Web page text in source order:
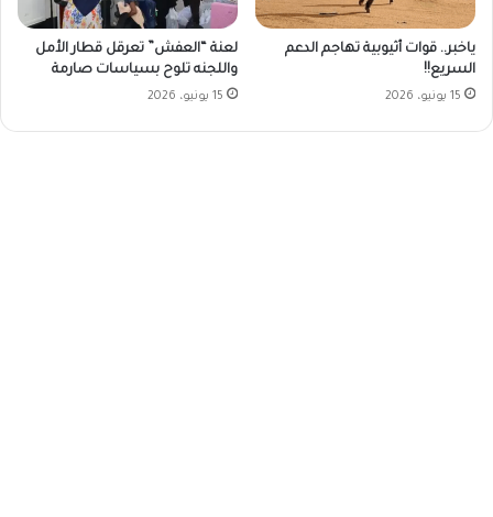
ياخبر.. قوات أثيوبية تهاجم الدعم
السريع!!
15 يونيو، 2026
لعنة “العفش” تعرقل قطار الأمل
واللجنه تلوح بسياسات صارمة
15 يونيو، 2026